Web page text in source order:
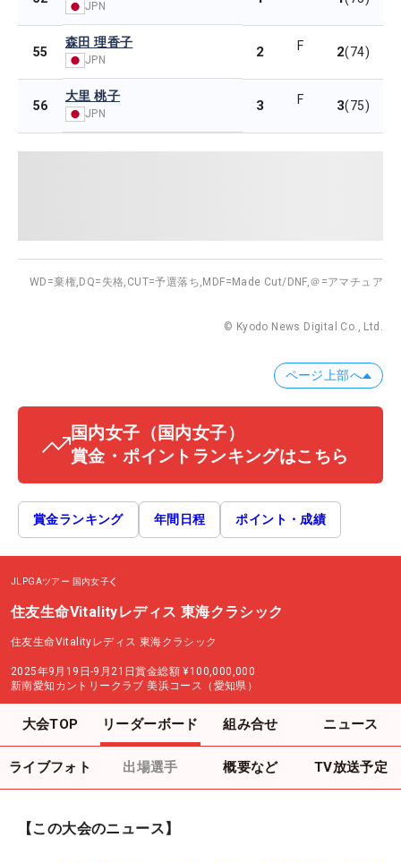
JPN
55
森田 理香子
JPN 2 F 2(74)
56
大里 桃子
JPN 3 F 3(75)
WD=棄権, DQ=失格, CUT=予選落ち, MDF=Made Cut/DNF,＠=アマチュア
© Kyodo News Digital Co., Ltd.
ページ上部へ
国内女子 （国内女子）
賞金・ポイントランキングはこちら
賞金ランキング 年間日程 ポイント・成績
JLPGAツアー 国内女子
住友生命Vitalityレディス 東海クラシック
住友生命Vitalityレディス 東海クラシック
2025年9月19日-9月21日賞金総額 ¥100,000,000
新南愛知カントリークラブ 美浜コース（愛知県）
大会TOP リーダーボード 組み合せ ニュース
ライブフォト 出場選手 概要など TV放送予定
【この大会のニュース】